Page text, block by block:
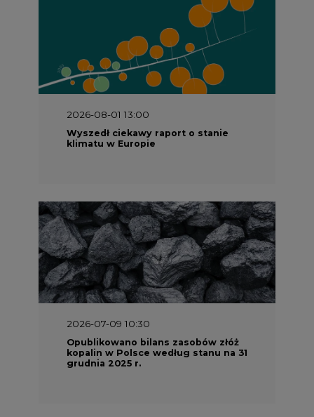
2026-08-01 13:00
Wyszedł ciekawy raport o stanie
klimatu w Europie
2026-07-09 10:30
Opublikowano bilans zasobów złóż
kopalin w Polsce według stanu na 31
grudnia 2025 r.